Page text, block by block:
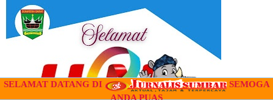
SELAMAT DATANG DI
SEMOGA
ANDA PUAS